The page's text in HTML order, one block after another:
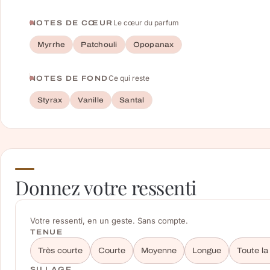
NOTES DE CŒUR Le cœur du parfum
Myrrhe Patchouli Opopanax
NOTES DE FONDCe qui reste
Styrax Vanille Santal
Donnez votre ressenti
Votre ressenti, en un geste. Sans compte.
TENUE
Très courte Courte Moyenne Longue Toute